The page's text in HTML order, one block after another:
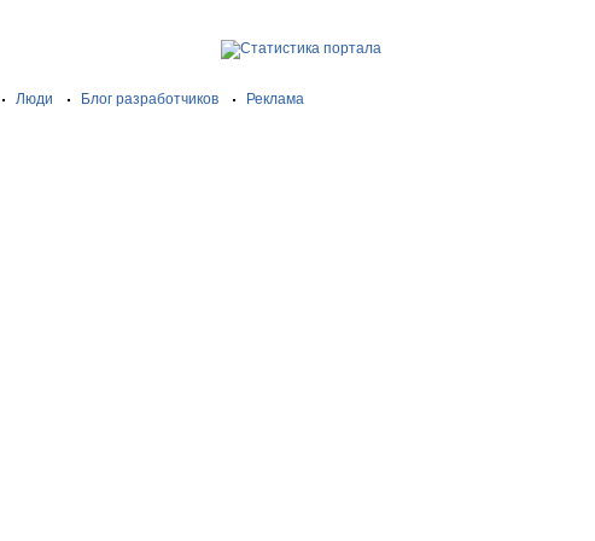
Люди Блог разработчиков
Реклама